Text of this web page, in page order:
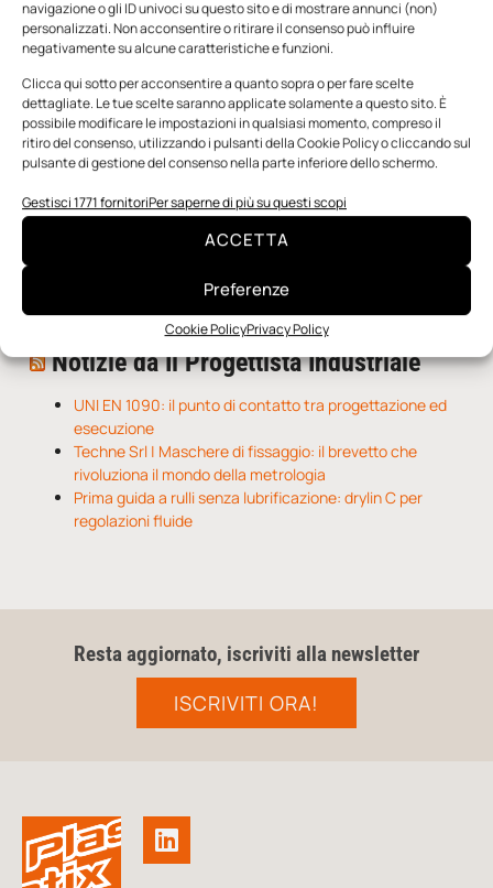
navigazione o gli ID univoci su questo sito e di mostrare annunci (non)
personalizzati. Non acconsentire o ritirare il consenso può influire
negativamente su alcune caratteristiche e funzioni.
Clicca qui sotto per acconsentire a quanto sopra o per fare scelte
dettagliate. Le tue scelte saranno applicate solamente a questo sito. È
possibile modificare le impostazioni in qualsiasi momento, compreso il
ritiro del consenso, utilizzando i pulsanti della Cookie Policy o cliccando sul
pulsante di gestione del consenso nella parte inferiore dello schermo.
Gestisci 1771 fornitoriPer saperne di più su questi scopi
ACCETTA
Preferenze
Cookie PolicyPrivacy Policy
n.5 - Giugno 2026 n.4 - Maggio 2026
Edicola Web
Notizie da Meccanicanews
I nanonastri di grafene come potenziali sensori per i
Una nuova mano robotica passa da una pinza all’altra
O-Ring, tecnica e applicazioni
Notizie da Il Progettista Industriale
UNI EN 1090: il punto di contatto tra progettazione ed
esecuzione
Techne Srl | Maschere di fissaggio: il brevetto che
rivoluziona il mondo della metrologia
Prima guida a rulli senza lubrificazione: drylin C per
regolazioni fluide
Resta aggiornato, iscriviti alla newsletter
ISCRIVITI ORA!